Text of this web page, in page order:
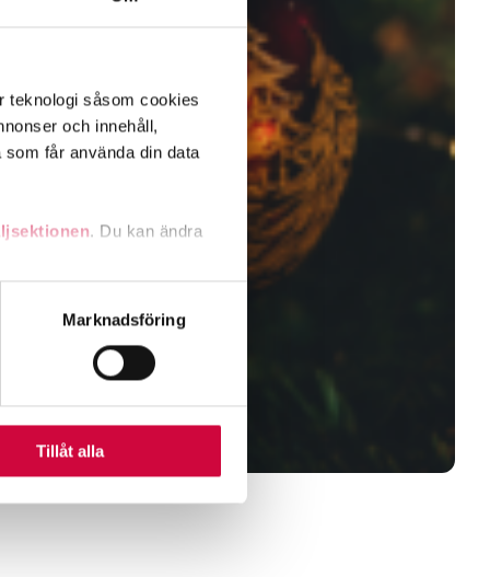
teknologi såsom cookies
och innehåll,
får använda din data
. Du kan ändra
funktioner för
information från din enhet
kombinera informationen
Marknadsföring
Tillåt alla